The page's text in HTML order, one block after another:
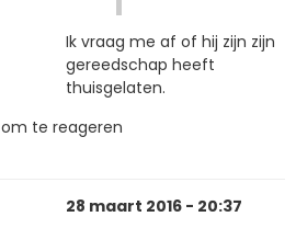
Ik vraag me af of hij zijn zijn
gereedschap heeft
thuisgelaten.
om te reageren
28 maart 2016 - 20:37